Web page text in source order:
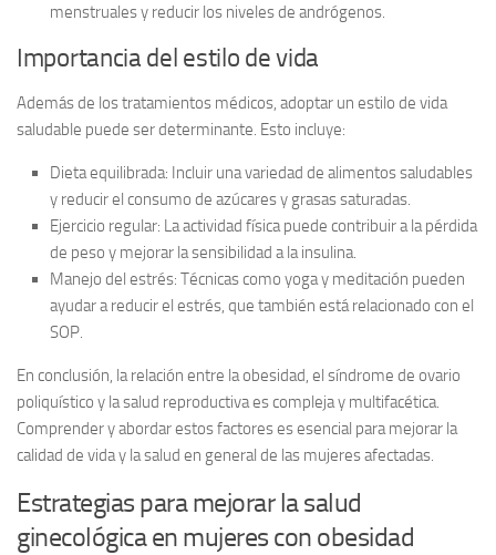
menstruales y reducir los niveles de andrógenos.
Importancia del estilo de vida
Además de los tratamientos médicos, adoptar un estilo de vida
saludable puede ser determinante. Esto incluye:
Dieta equilibrada: Incluir una variedad de alimentos saludables
y reducir el consumo de azúcares y grasas saturadas.
Ejercicio regular: La actividad física puede contribuir a la pérdida
de peso y mejorar la sensibilidad a la insulina.
Manejo del estrés: Técnicas como yoga y meditación pueden
ayudar a reducir el estrés, que también está relacionado con el
SOP.
En conclusión, larelación entre la obesidad, el síndrome de ovario
poliquístico y la salud reproductivaes compleja y multifacética.
Comprender y abordar estos factores es esencial para mejorar la
calidad de vida y la salud en general de las mujeres afectadas.
Estrategias para mejorar la salud
ginecológica en mujeres con obesidad